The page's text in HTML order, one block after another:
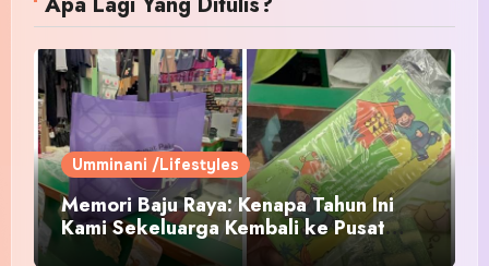
Umminani /Lifestyles
Memori Baju Raya: Kenapa Tahun Ini
Kami Sekeluarga Kembali ke Pusat
Pakaian Hari-Hari?